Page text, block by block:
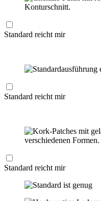
Standard reicht mir
Standard reicht mir
Standard reicht mir